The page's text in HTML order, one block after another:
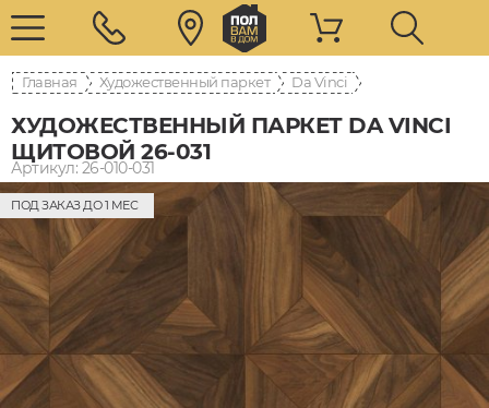
Главная Художественный паркет Da Vinci
ХУДОЖЕСТВЕННЫЙ ПАРКЕТ DA VINCI
ЩИТОВОЙ 26-031
Артикул: 26-010-031
ПОД ЗАКАЗ ДО 1 МЕС